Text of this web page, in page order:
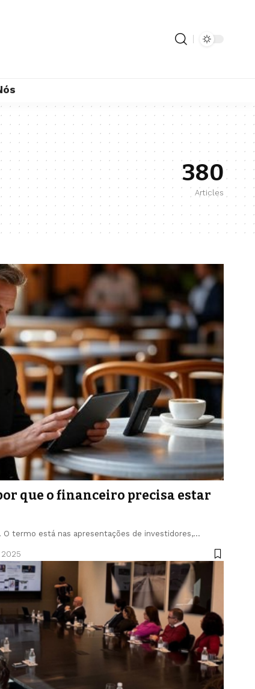
380
Articles
que o financeiro precisa estar
O termo está nas apresentações de investidores,…